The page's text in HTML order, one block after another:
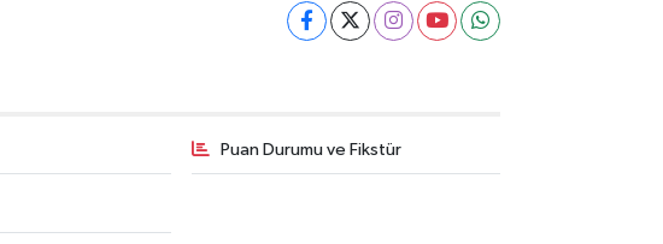
Puan Durumu ve Fikstür